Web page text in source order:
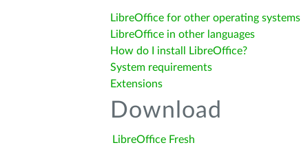
LibreOffice for other operating systems
LibreOffice in other languages
How do I install LibreOffice?
System requirements
Extensions
Download
LibreOffice Fresh